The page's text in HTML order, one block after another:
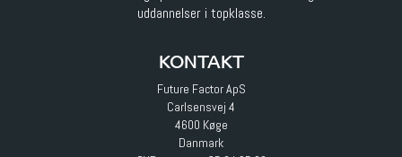
uddannelser i topklasse.
KONTAKT
Future Factor ApS
Carlsensvej 4
4600 Køge
Danmark